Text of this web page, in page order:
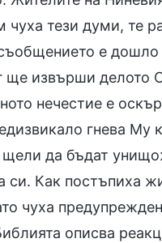
чуха тези думи, те
е дошло
ще извърши делото
нечестие е
гнева Му
щели да бъдат
си. Как постъпиха
чуха
описва